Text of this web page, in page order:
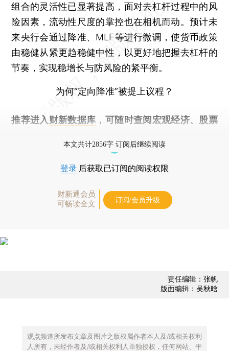
组合的灵活性已显著提高，面对去杠杆过程中的风
险因素，流动性尺度的掌控也在相机而动。预计未
来央行会通过降准、MLF等进行微调，使货币政策
由稳健从紧更趋稳健中性，以更好地把握去杠杆的
节奏，实现稳增长与防风险的紧平衡。
为何“定向降准”被提上议程？
推荐进入 财新数据库 ，可随时查阅宏观经济、股票
本文共计2856字 订阅后继续阅读
登录 后获取已订阅的阅读权限
财新通会员
可畅读全文
订阅/会员升级
责任编辑：张帆
版面编辑：吴秋晗
观点频道所发布文章及图片之版权属作者本人及/或相关权利
人所有，未经作者及/或相关权利人单独授权，任何网站、平